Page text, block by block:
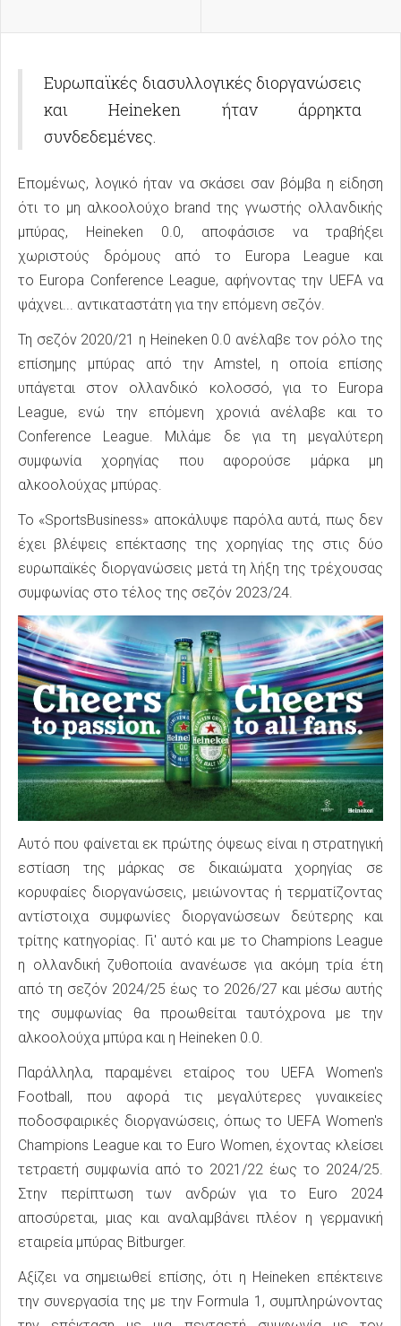
Ευρωπαϊκές διασυλλογικές διοργανώσεις
και Heineken ήταν άρρηκτα
συνδεδεμένες.
Επομένως, λογικό ήταν να σκάσει σαν βόμβα η είδηση
ότι το μη αλκοολούχο brand της γνωστής ολλανδικής
μπύρας, Heineken 0.0, αποφάσισε να τραβήξει
χωριστούς δρόμους από το Europa League και
το Europa Conference League, αφήνοντας την UEFA να
ψάχνει... αντικαταστάτη για την επόμενη σεζόν.
Τη σεζόν 2020/21 η Heineken 0.0 ανέλαβε τον ρόλο της
επίσημης μπύρας από την Amstel, η οποία επίσης
υπάγεται στον ολλανδικό κολοσσό, για το Europa
League, ενώ την επόμενη χρονιά ανέλαβε και το
Conference League. Μιλάμε δε για τη μεγαλύτερη
συμφωνία χορηγίας που αφορούσε μάρκα μη
αλκοολούχας μπύρας.
Το «SportsBusiness» αποκάλυψε παρόλα αυτά, πως δεν
έχει βλέψεις επέκτασης της χορηγίας της στις δύο
ευρωπαϊκές διοργανώσεις μετά τη λήξη της τρέχουσας
συμφωνίας στο τέλος της σεζόν 2023/24.
Αυτό που φαίνεται εκ πρώτης όψεως είναι η στρατηγική
εστίαση της μάρκας σε δικαιώματα χορηγίας σε
κορυφαίες διοργανώσεις, μειώνοντας ή τερματίζοντας
αντίστοιχα συμφωνίες διοργανώσεων δεύτερης και
τρίτης κατηγορίας. Γι' αυτό και με το Champions League
η ολλανδική ζυθοποιία ανανέωσε για ακόμη τρία έτη
από τη σεζόν 2024/25 έως το 2026/27 και μέσω αυτής
της συμφωνίας θα προωθείται ταυτόχρονα με την
αλκοολούχα μπύρα και η Heineken 0.0.
Παράλληλα, παραμένει εταίρος του UEFA Women's
Football, που αφορά τις μεγαλύτερες γυναικείες
ποδοσφαιρικές διοργανώσεις, όπως το UEFA Women's
Champions League και το Euro Women, έχοντας κλείσει
τετραετή συμφωνία από το 2021/22 έως το 2024/25.
Στην περίπτωση των ανδρών για το Euro 2024
αποσύρεται, μιας και αναλαμβάνει πλέον η γερμανική
εταιρεία μπύρας Bitburger.
Αξίζει να σημειωθεί επίσης, ότι η Heineken επέκτεινε
την συνεργασία της με την Formula 1, συμπληρώνοντας